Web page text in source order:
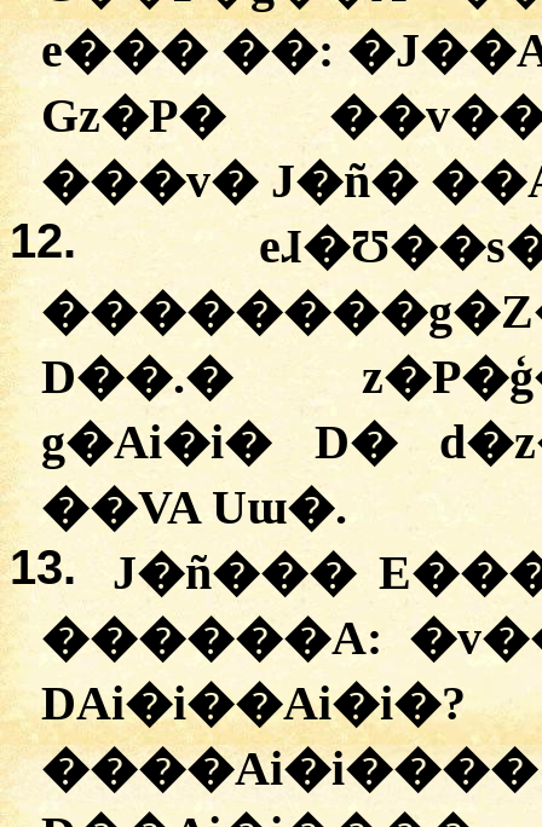
e��� ��:�
Gz�P�
���v� J�ñ�
12.
�
D��.�
g�Ai�i� D�
��VA Uɯ�.
13.
J�ñ���
������A: �